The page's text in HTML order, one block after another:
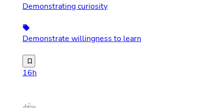
Demonstrating curiosity
Demonstrate willingness to learn
50-100% fast stilling fordelt på 1 eller 2 assistenter.
16h